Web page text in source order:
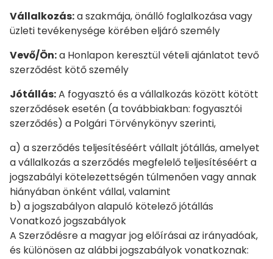
Vállalkozás:a szakmája, önálló foglalkozása vagy
üzleti tevékenysége körében eljáró személy
Vevő/Ön:a Honlapon keresztül vételi ajánlatot tevő
szerződést kötő személy
Jótállás:A fogyasztó és a vállalkozás között kötött
szerződések esetén (a továbbiakban: fogyasztói
szerződés) a Polgári Törvénykönyv szerinti,
a) a szerződés teljesítéséért vállalt jótállás, amelyet
a vállalkozás a szerződés megfelelő teljesítéséért a
jogszabályi kötelezettségén túlmenően vagy annak
hiányában önként vállal, valamint
b) a jogszabályon alapuló kötelező jótállás
Vonatkozó jogszabályok
A Szerződésre a magyar jog előírásai az irányadóak,
és különösen az alábbi jogszabályok vonatkoznak: